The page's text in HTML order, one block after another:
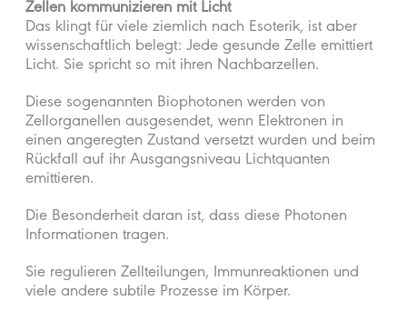
Zellen kommunizieren mit Licht
Das klingt für viele ziemlich nach Esoterik, ist aber
wissenschaftlich belegt: Jede gesunde Zelle emittiert
Licht. Sie spricht so mit ihren Nachbarzellen.
Diese sogenannten Biophotonen werden von
Zellorganellen ausgesendet, wenn Elektronen in
einen angeregten Zustand versetzt wurden und beim
Rückfall auf ihr Ausgangsniveau Lichtquanten
emittieren.
Die Besonderheit daran ist, dass diese Photonen
Informationen tragen.
Sie regulieren Zellteilungen, Immunreaktionen und
viele andere subtile Prozesse im Körper.